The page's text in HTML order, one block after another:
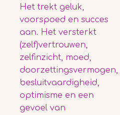
Het trekt geluk,
voorspoed en succes
aan. Het versterkt
(zelf)vertrouwen,
zelfinzicht, moed,
doorzettingsvermogen,
besluitvaardigheid,
optimisme en een
gevoel van